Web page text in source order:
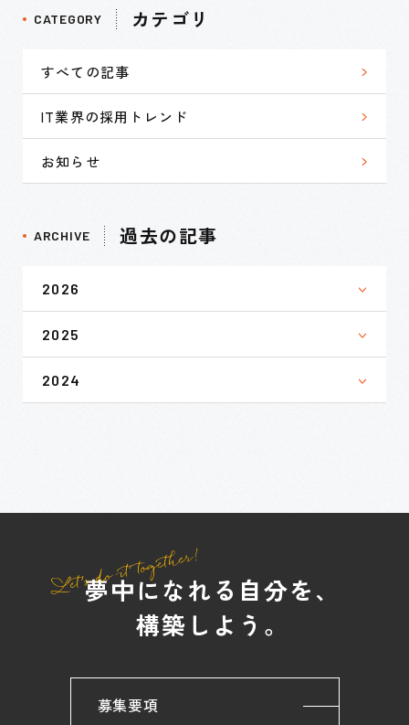
CATEGORY カテゴリ
すべての記事
IT業界の採用トレンド
お知らせ
ARCHIVE 過去の記事
2026
2025
2024
夢中になれる自分を、
構築しよう。
募集要項